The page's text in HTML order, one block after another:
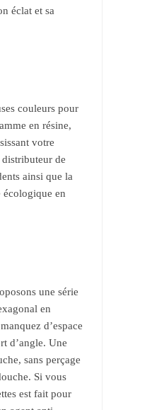
éclat et sa
couleurs pour
en résine,
votre
distributeur de
ainsi que la
écologique en
une série
en
d’espace
d’angle. Une
sans perçage
Si vous
est fait pour